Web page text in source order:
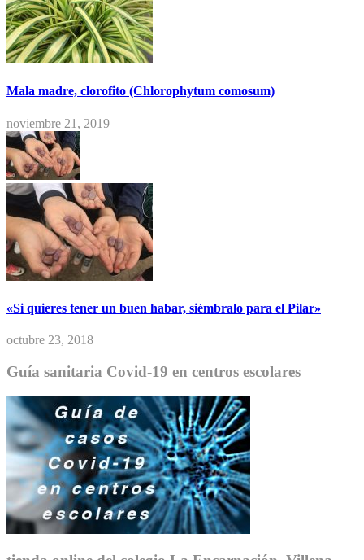
Mala madre, clorofito (Chlorophytum comosum)
noviembre 21, 2019
«Si quieres tener un buen habar, siémbralo para el Pilar»
octubre 23, 2018
Guía sanitaria Covid-19 en centros escolares